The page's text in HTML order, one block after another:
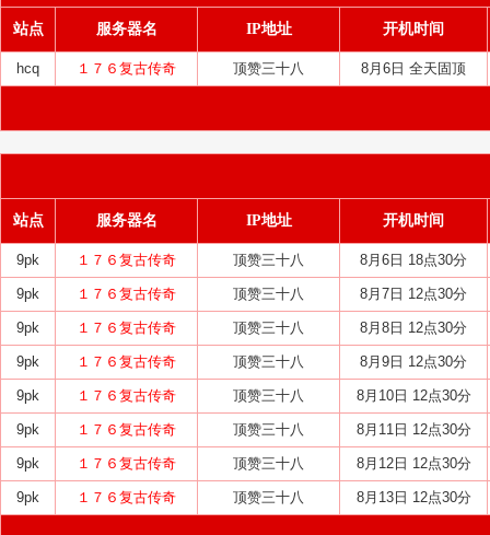
站点 服务器名 IP地址 开机时间
hcq １７６复古传奇 顶赞三十八 8月6日 全天固顶
站点 服务器名 IP地址 开机时间
9pk １７６复古传奇 顶赞三十八 8月6日 18点30分
9pk １７６复古传奇 顶赞三十八 8月7日 12点30分
9pk １７６复古传奇 顶赞三十八 8月8日 12点30分
9pk １７６复古传奇 顶赞三十八 8月9日 12点30分
9pk １７６复古传奇 顶赞三十八 8月10日 12点30分
9pk １７６复古传奇 顶赞三十八 8月11日 12点30分
9pk １７６复古传奇 顶赞三十八 8月12日 12点30分
9pk １７６复古传奇 顶赞三十八 8月13日 12点30分